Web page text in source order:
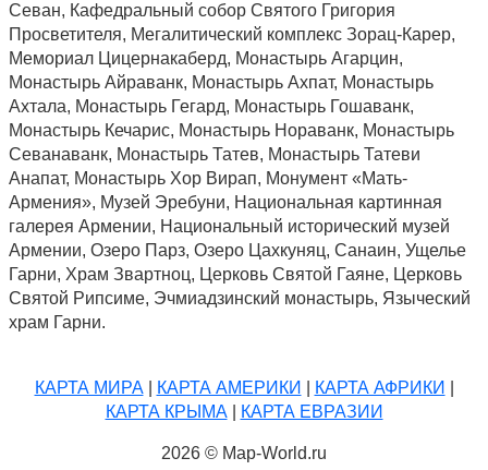
Севан, Кафедральный собор Святого Григория
Просветителя, Мегалитический комплекс Зорац-Карер,
Мемориал Цицернакаберд, Монастырь Агарцин,
Монастырь Айраванк, Монастырь Ахпат, Монастырь
Ахтала, Монастырь Гегард, Монастырь Гошаванк,
Монастырь Кечарис, Монастырь Нораванк, Монастырь
Севанаванк, Монастырь Татев, Монастырь Татеви
Анапат, Монастырь Хор Вирап, Монумент «Мать-
Армения», Музей Эребуни, Национальная картинная
галерея Армении, Национальный исторический музей
Армении, Озеро Парз, Озеро Цахкуняц, Санаин, Ущелье
Гарни, Храм Звартноц, Церковь Святой Гаяне, Церковь
Святой Рипсиме, Эчмиадзинский монастырь, Языческий
храм Гарни.
КАРТА МИРА| КАРТА АМЕРИКИ КАРТА АФРИКИ
КАРТА КРЫМА| КАРТА ЕВРАЗИИ
2026 © Map-World.ru